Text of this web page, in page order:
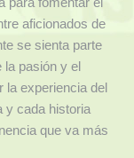
aficionados de
se sienta parte
la pasión y el
la experiencia del
y cada historia
que va más